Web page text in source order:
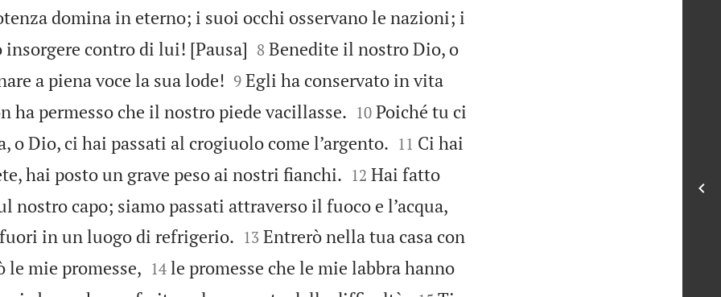
domina in eterno; i suoi occhi osservano le nazioni; i
contro di lui! [Pausa] 

8 Benedite il nostro Dio, o
a piena voce la sua lode!
9 Egli ha conservato in vita
ha permesso che il nostro piede vacillasse.
10 Poiché tu ci
o Dio, ci hai passati al crogiuolo come l’argento.
11 Ci hai
hai posto un grave peso ai nostri fianchi.
12 Hai fatto
nostro capo; siamo passati attraverso il fuoco e l’acqua,
in un luogo di refrigerio.
13 Entrerò nella tua casa con
le mie promesse,
14 le promesse che le mie labbra hanno